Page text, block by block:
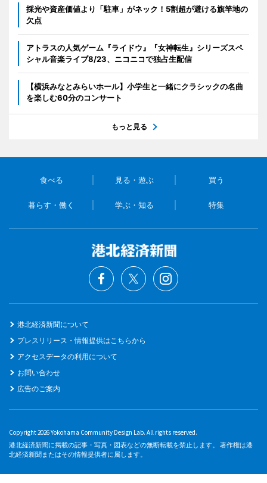
採光や資産価値より「駐車」がネック！5割超が避ける旗竿地の
欠点
アトラスの人気ゲーム『ライドウ』『女神転生』シリーズスペ
シャル音楽ライブ8/23、ニコニコで独占生配信
【横浜みなとみらいホール】小学生と一緒にクラシックの名曲
を楽しむ60分のコンサート
もっと見る
食べる 見る・遊ぶ 買う
暮らす・働く 学ぶ・知る 特集
港北経済新聞について
プレスリリース・情報提供はこちらから
アクセスデータの利用について
お問い合わせ
広告のご案内
Copyright 2026 Yokohama Community Design Lab. All rights reserved.
港北経済新聞に掲載の記事・写真・図表などの無断転載を禁止します。 著作権は港
北経済新聞またはその情報提供者に属します。